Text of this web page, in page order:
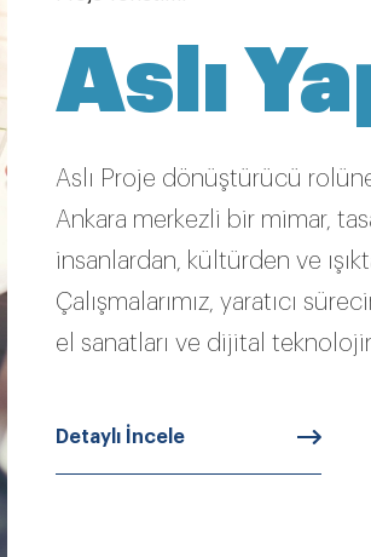
Aslı
Aslı Proje dönüştürücü
Ankara merkezli bir mimar,
insanlardan, kültürden ve
Çalışmalarımız, yaratıcı
el sanatları ve dijital
Detaylı İncele